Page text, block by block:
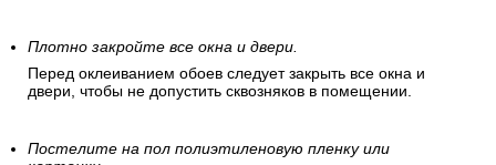
Плотно закройте все окна и двери.
Перед оклеиванием обоев следует закрыть все окна и
двери, чтобы не допустить сквозняков в помещении.
Постелите на пол полиэтиленовую пленку или